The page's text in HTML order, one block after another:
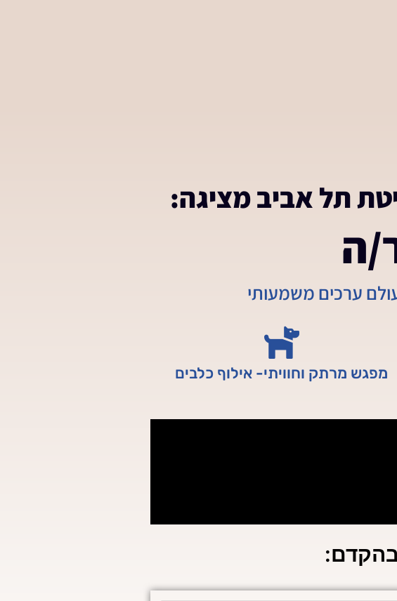
תל אביב מציגה:
ה
ערכים משמעותי
מפגש מרתק וחוויתי- אילוף כלבים
בהקדם: